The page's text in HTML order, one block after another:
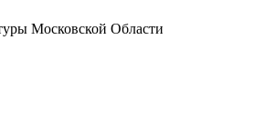
Московской Области